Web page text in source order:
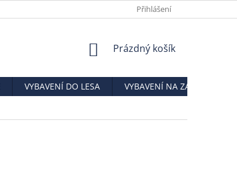
NAPIŠTE NÁM
Přihlášení
NÁKUPNÍ
Prázdný košík
VYBAVENÍ DO LESA
VYBAVENÍ NA ZAHRADU